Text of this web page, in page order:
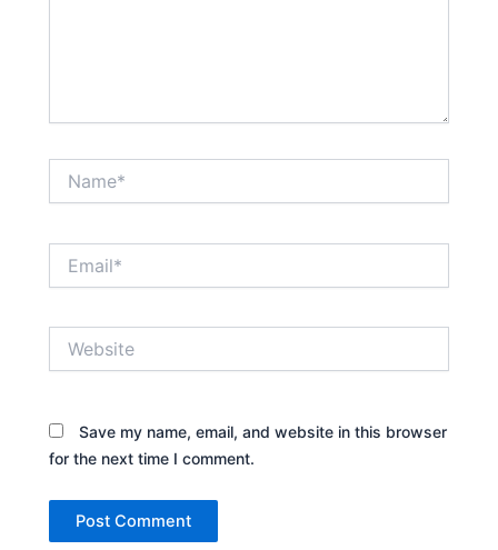
Save my name, email, and website in this browser
for the next time I comment.